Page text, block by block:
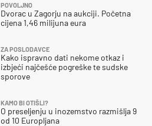
POVOLJNO
Dvorac u Zagorju na aukciji. Početna
cijena 1,46 milijuna eura
ZA POSLODAVCE
Kako ispravno dati nekome otkaz i
izbjeći najčešće pogreške te sudske
sporove
KAMO BI OTIŠLI?
O preseljenju u inozemstvo razmišlja 9
od 10 Europljana